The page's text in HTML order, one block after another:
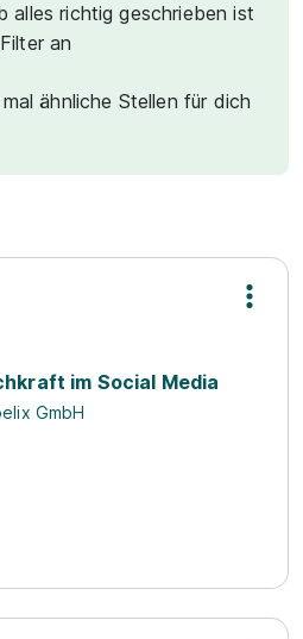
alles richtig geschrieben ist
an
ähnliche Stellen für dich
im Social Media
GmbH